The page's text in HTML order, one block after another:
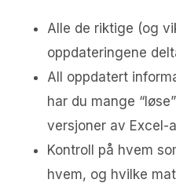
Alle de riktige (og
oppdateringene
All oppdatert
har du mange
versjoner av Excel-
Kontroll på hvem
hvem, og hvilke